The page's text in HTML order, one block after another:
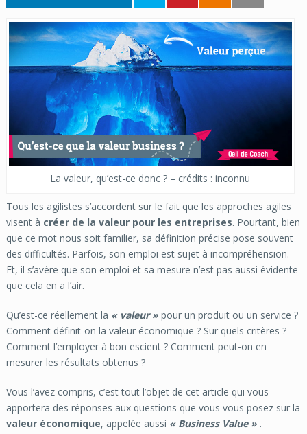
La valeur, qu’est-ce donc ? – crédits : inconnu
Tous les agilistes s’accordent sur le fait que les approches agiles
visent à créer de la valeur pour les entreprises. Pourtant, bien
que ce mot nous soit familier, sa définition précise pose souvent
des difficultés. Parfois, son emploi est sujet à incompréhension.
Et, il s’avère que son emploi et sa mesure n’est pas aussi évidente
que cela en a l’air.
Qu’est-ce réellement la « valeur »pour un produit ou un service ?
Comment définit-on la valeur économique ?Sur quels critères ?
Comment l’employer à bon escient ? Comment peut-on en
mesurer les résultats obtenus ?
Vous l’avez compris, c’est tout l’objet de cet article qui vous
apportera des réponses aux questions que vous vous posez sur la
valeur économique, appelée aussi « Business Value » .